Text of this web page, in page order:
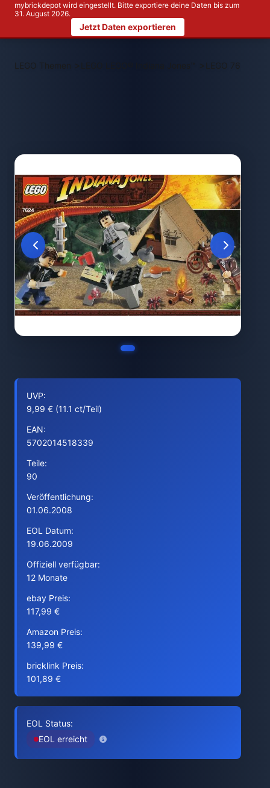
mybrickdepot wird eingestellt. Bitte exportiere deine Daten bis zum
31. August 2026.
Jetzt Daten exportieren
LEGO Themen > > LEGO 7624
UVP:
9,99 € (11.1 ct/Teil)
EAN:
5702014518339
Teile:
90
Veröffentlichung:
01.06.2008
EOL Datum:
19.06.2009
Offiziell verfügbar:
12 Monate
ebay Preis:
117,99 €
Amazon Preis:
139,99 €
bricklink Preis:
101,89 €
EOL Status:
EOL erreicht